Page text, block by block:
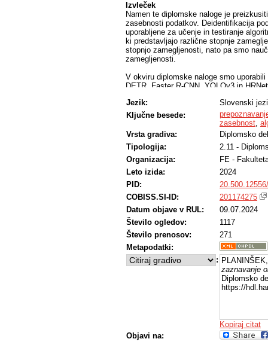
Izvleček
Namen te diplomske naloge je
zasebnosti podatkov. Deidentifikacija
uporabljene za učenje in testiranje
ki predstavljajo različne stopnje
stopnjo zamegljenosti, nato pa smo
zamegljenosti.
V okviru diplomske naloge smo
DETR, Faster R-CNN, YOLOv3 in
predlogah. Faster R-CNN je bil izbran
YOLOv3 (ang. You Only Look Once) je
HRNet (ang. High-Resolution Network)
slikah z visoko ločljivostjo.
Baza označenih slik, uporabljena v
avtobuse in kombije. Slike so bile ročno
boxes), ki določajo položaj in velikost
glede na stopnjo zamegljenosti: jasne
slik. To omogoča sistematično
slik.
Končne rezultate smo delili na
pregled slik in ročno analizo rezultatov,
izvedel analitično računanje uspešnosti
vpogled v uspešnost in zmogljivosti
Jezik:
Slovenski
Ključne besede:
zasebnost,
Vrsta gradiva:
Diplomsko
Tipologija:
2.11 -
Organizacija:
FE -
Leto izida:
2024
PID:
COBISS.SI-ID:
201174275
Datum objave v RUL:
09.07.2024
Število ogledov:
1117
Število prenosov:
271
Metapodatki:
:
zaznavanje
Diplomsko
https://
Kopiraj citat
Objavi na: